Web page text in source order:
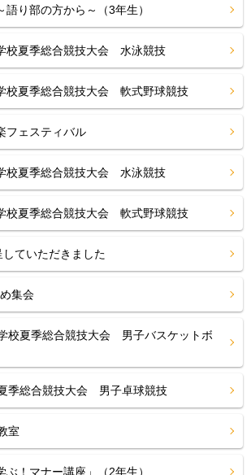
り部の方から～（3年生）
校夏季総合競技大会 水泳競技
校夏季総合競技大会 軟式野球競技
フェスティバル
校夏季総合競技大会 水泳競技
校夏季総合競技大会 軟式野球競技
ていただきました
集会
校夏季総合競技大会 男子バスケットボ
季総合競技大会 男子卓球競技
室
！マナー講座」（2年生）